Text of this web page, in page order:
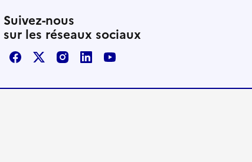
Suivez-nous
sur les réseaux sociaux
FacebookX / TwitterInstagram
LinkedInYoutube